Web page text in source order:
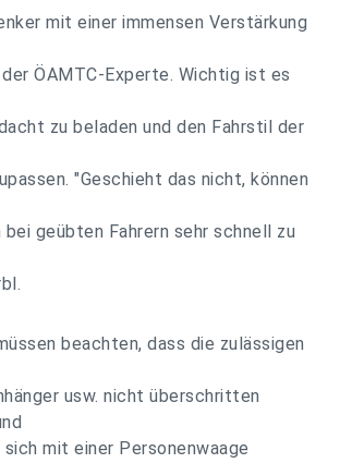
mit einer immensen Verstärkung
ÖAMTC-Experte. Wichtig ist es
zu beladen und den Fahrstil der
"Geschieht das nicht, können
geübten Fahrern sehr schnell zu
beachten, dass die zulässigen
usw. nicht überschritten
mit einer Personenwaage